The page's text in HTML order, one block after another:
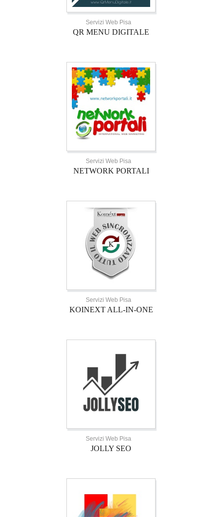
Servizi Web Pisa
QR MENU DIGITALE
Servizi Web Pisa
NETWORK PORTALI
Servizi Web Pisa
KOINEXT ALL-IN-ONE
Servizi Web Pisa
JOLLY SEO